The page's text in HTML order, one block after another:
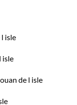
isle
isle
de l isle